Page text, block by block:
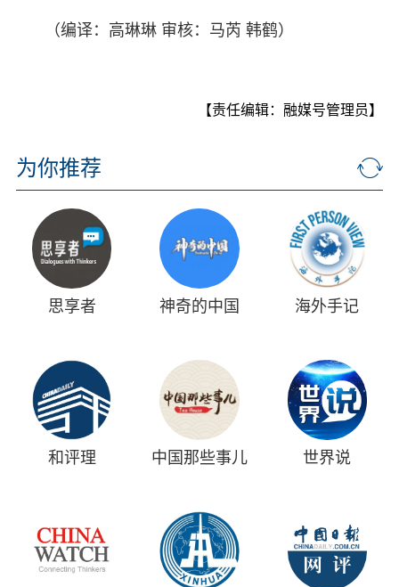
（编译：高琳琳 审核：马芮 韩鹤）
【责任编辑：融媒号管理员】
为你推荐
思享者 神奇的中国 海外手记
和评理 中国那些事儿 世界说